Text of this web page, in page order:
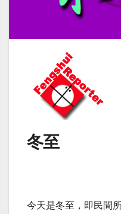
冬至
今天是冬至，即民間